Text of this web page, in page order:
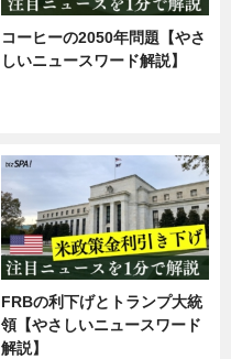
コーヒーの2050年問題【やさ
しいニュースワード解説】
FRBの利下げとトランプ大統
領【やさしいニュースワード
解説】